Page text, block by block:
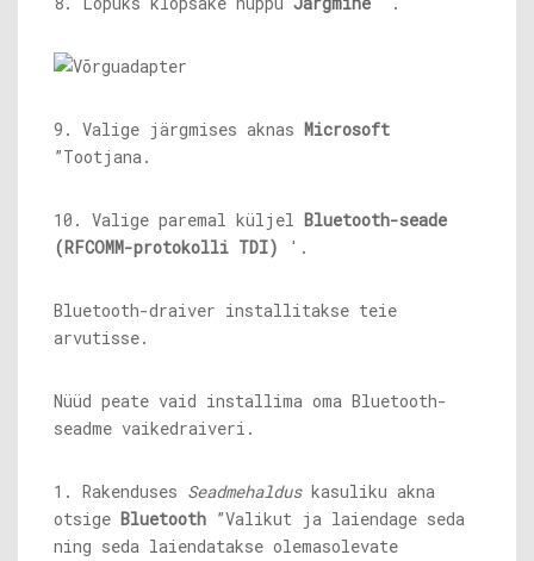
9. Valige järgmises aknas Microsoft
”Tootjana.
10. Valige paremal küljel Bluetooth-seade
(RFCOMM-protokolli TDI)
'.
Bluetooth-draiver installitakse teie
arvutisse.
Nüüd peate vaid installima oma Bluetooth-
seadme vaikedraiveri.
1. Rakenduses Seadmehalduskasuliku akna
otsige Bluetooth ”Valikut ja laiendage seda
ning seda laiendatakse olemasolevate